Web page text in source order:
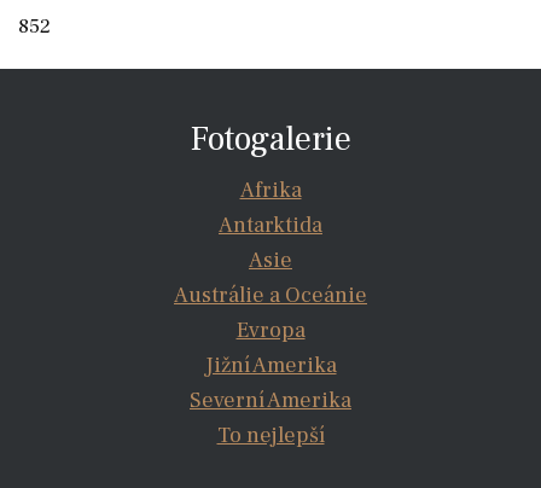
852
Fotogalerie
Afrika
Antarktida
Asie
Austrálie a Oceánie
Evropa
Jižní Amerika
Severní Amerika
To nejlepší